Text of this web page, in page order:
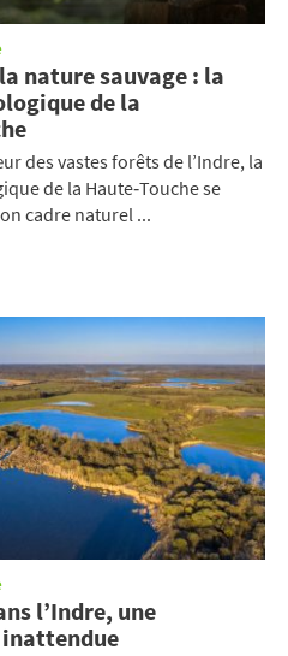
nature sauvage : la
de la
des vastes forêts de l’Indre, la
de la Haute‑Touche se
cadre naturel ...
l’Indre, une